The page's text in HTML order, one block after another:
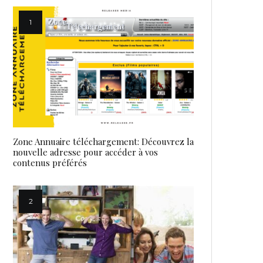
Zone Annuaire téléchargement: Découvrez la
nouvelle adresse pour accéder à vos
contenus préférés